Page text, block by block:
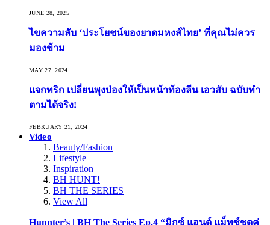
JUNE 28, 2025
ไขความลับ ‘ประโยชน์ของยาดมหงส์ไทย’ ที่คุณไม่ควร
มองข้าม
MAY 27, 2024
แจกทริก เปลี่ยนพุงป่องให้เป็นหน้าท้องลีน เอวสับ ฉบับทำ
ตามได้จริง!
FEBRUARY 21, 2024
Video
Beauty/Fashion
Lifestyle
Inspiration
BH HUNT!
BH THE SERIES
View All
Hunnter’s | BH The Series Ep.4 “มิกซ์ แอนด์ แม็ทซ์ชุดคู่